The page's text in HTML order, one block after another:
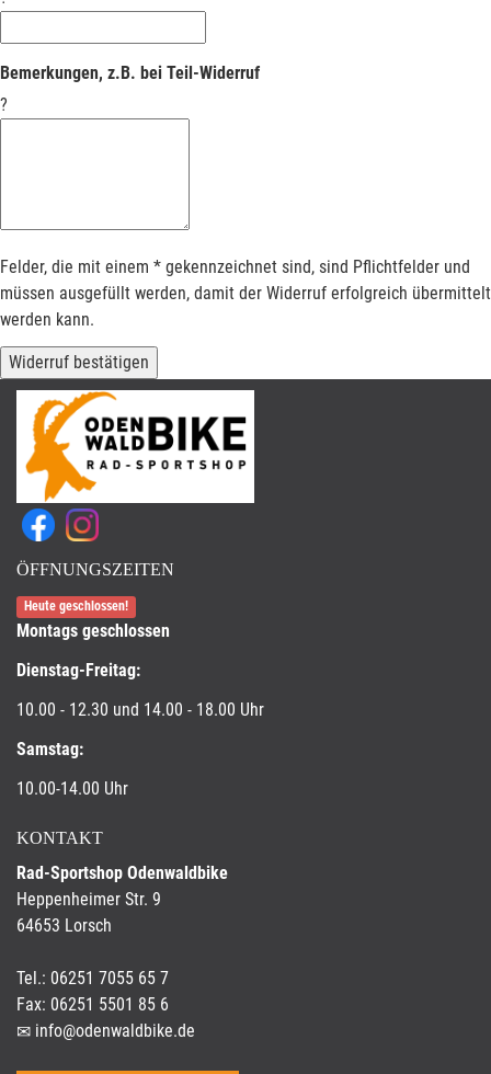
Bemerkungen, z.B. bei Teil-Widerruf
?
Felder, die mit einem * gekennzeichnet sind, sind Pflichtfelder und
müssen ausgefüllt werden, damit der Widerruf erfolgreich übermittelt
werden kann.
Widerruf bestätigen
ÖFFNUNGSZEITEN
Heute geschlossen!
Montags geschlossen
Dienstag-Freitag:
10.00 - 12.30 und 14.00 - 18.00 Uhr
Samstag:
10.00-14.00 Uhr
KONTAKT
Rad-Sportshop Odenwaldbike
Heppenheimer Str. 9
64653 Lorsch
Tel.: 06251 7055 65 7
Fax: 06251 5501 85 6
info@odenwaldbike.de